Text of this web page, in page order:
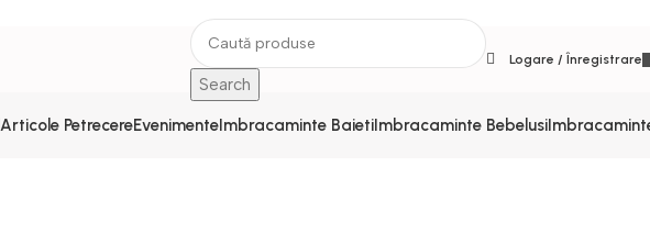
Search
Logare / Înregistrare
Articole PetrecereEvenimenteImbracaminte BaietiImbracaminte Bebelusi